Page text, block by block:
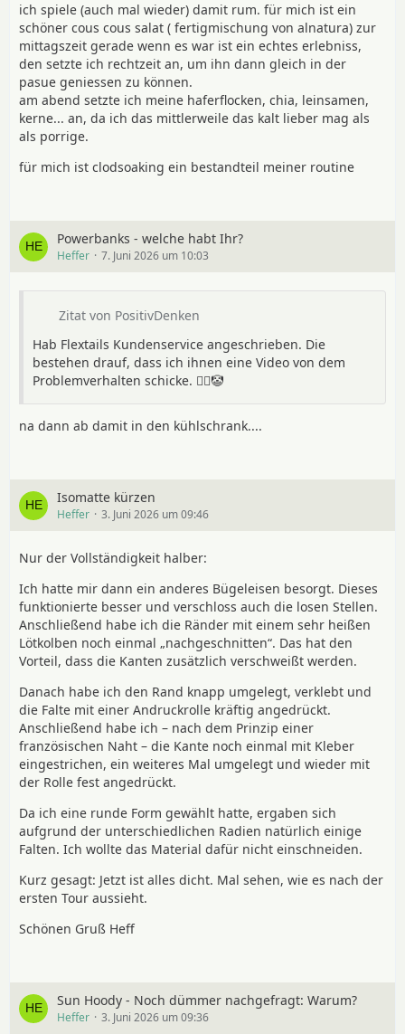
ich spiele (auch mal wieder) damit rum. für mich ist ein
schöner cous cous salat ( fertigmischung von alnatura) zur
mittagszeit gerade wenn es war ist ein echtes erlebniss,
den setzte ich rechtzeit an, um ihn dann gleich in der
pasue geniessen zu können.
am abend setzte ich meine haferflocken, chia, leinsamen,
kerne... an, da ich das mittlerweile das kalt lieber mag als
als porrige.
für mich ist clodsoaking ein bestandteil meiner routine
Powerbanks - welche habt Ihr?
Heffer 7. Juni 2026 um 10:03
Zitat von PositivDenken
Hab Flextails Kundenservice angeschrieben. Die
bestehen drauf, dass ich ihnen eine Video von dem
Problemverhalten schicke. 🤦‍♂️🤡
na dann ab damit in den kühlschrank....
Isomatte kürzen
Heffer 3. Juni 2026 um 09:46
Nur der Vollständigkeit halber:
Ich hatte mir dann ein anderes Bügeleisen besorgt. Dieses
funktionierte besser und verschloss auch die losen Stellen.
Anschließend habe ich die Ränder mit einem sehr heißen
Lötkolben noch einmal „nachgeschnitten“. Das hat den
Vorteil, dass die Kanten zusätzlich verschweißt werden.
Danach habe ich den Rand knapp umgelegt, verklebt und
die Falte mit einer Andruckrolle kräftig angedrückt.
Anschließend habe ich – nach dem Prinzip einer
französischen Naht – die Kante noch einmal mit Kleber
eingestrichen, ein weiteres Mal umgelegt und wieder mit
der Rolle fest angedrückt.
Da ich eine runde Form gewählt hatte, ergaben sich
aufgrund der unterschiedlichen Radien natürlich einige
Falten. Ich wollte das Material dafür nicht einschneiden.
Kurz gesagt: Jetzt ist alles dicht. Mal sehen, wie es nach der
ersten Tour aussieht.
Schönen Gruß Heff
Sun Hoody - Noch dümmer nachgefragt: Warum?
Heffer 3. Juni 2026 um 09:36